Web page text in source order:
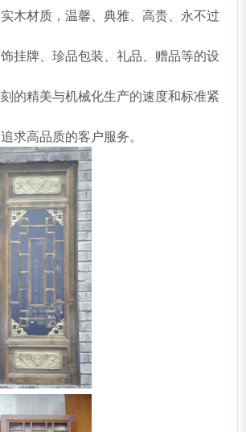
木材质，温馨、典雅、高贵、永不过
挂牌、珍品包装、礼品、赠品等的设
的精美与机械化生产的速度和标准紧
求高品质的客户服务。